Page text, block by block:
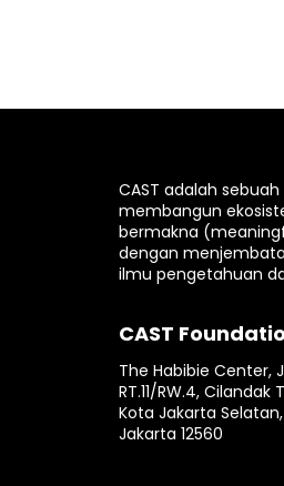
CAST adalah
membangun
bermakna
dengan
ilmu pengetahuan
CAST
The Habibie Center,
RT.11/RW.4, Cilandak
Kota Jakarta
Jakarta 12560